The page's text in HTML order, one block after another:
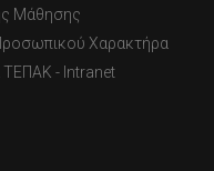
Μάθησης
Χαρακτήρα
ΤΕΠΑΚ - Intranet